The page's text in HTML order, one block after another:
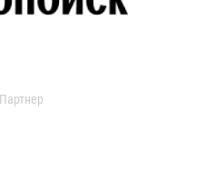
Партнер